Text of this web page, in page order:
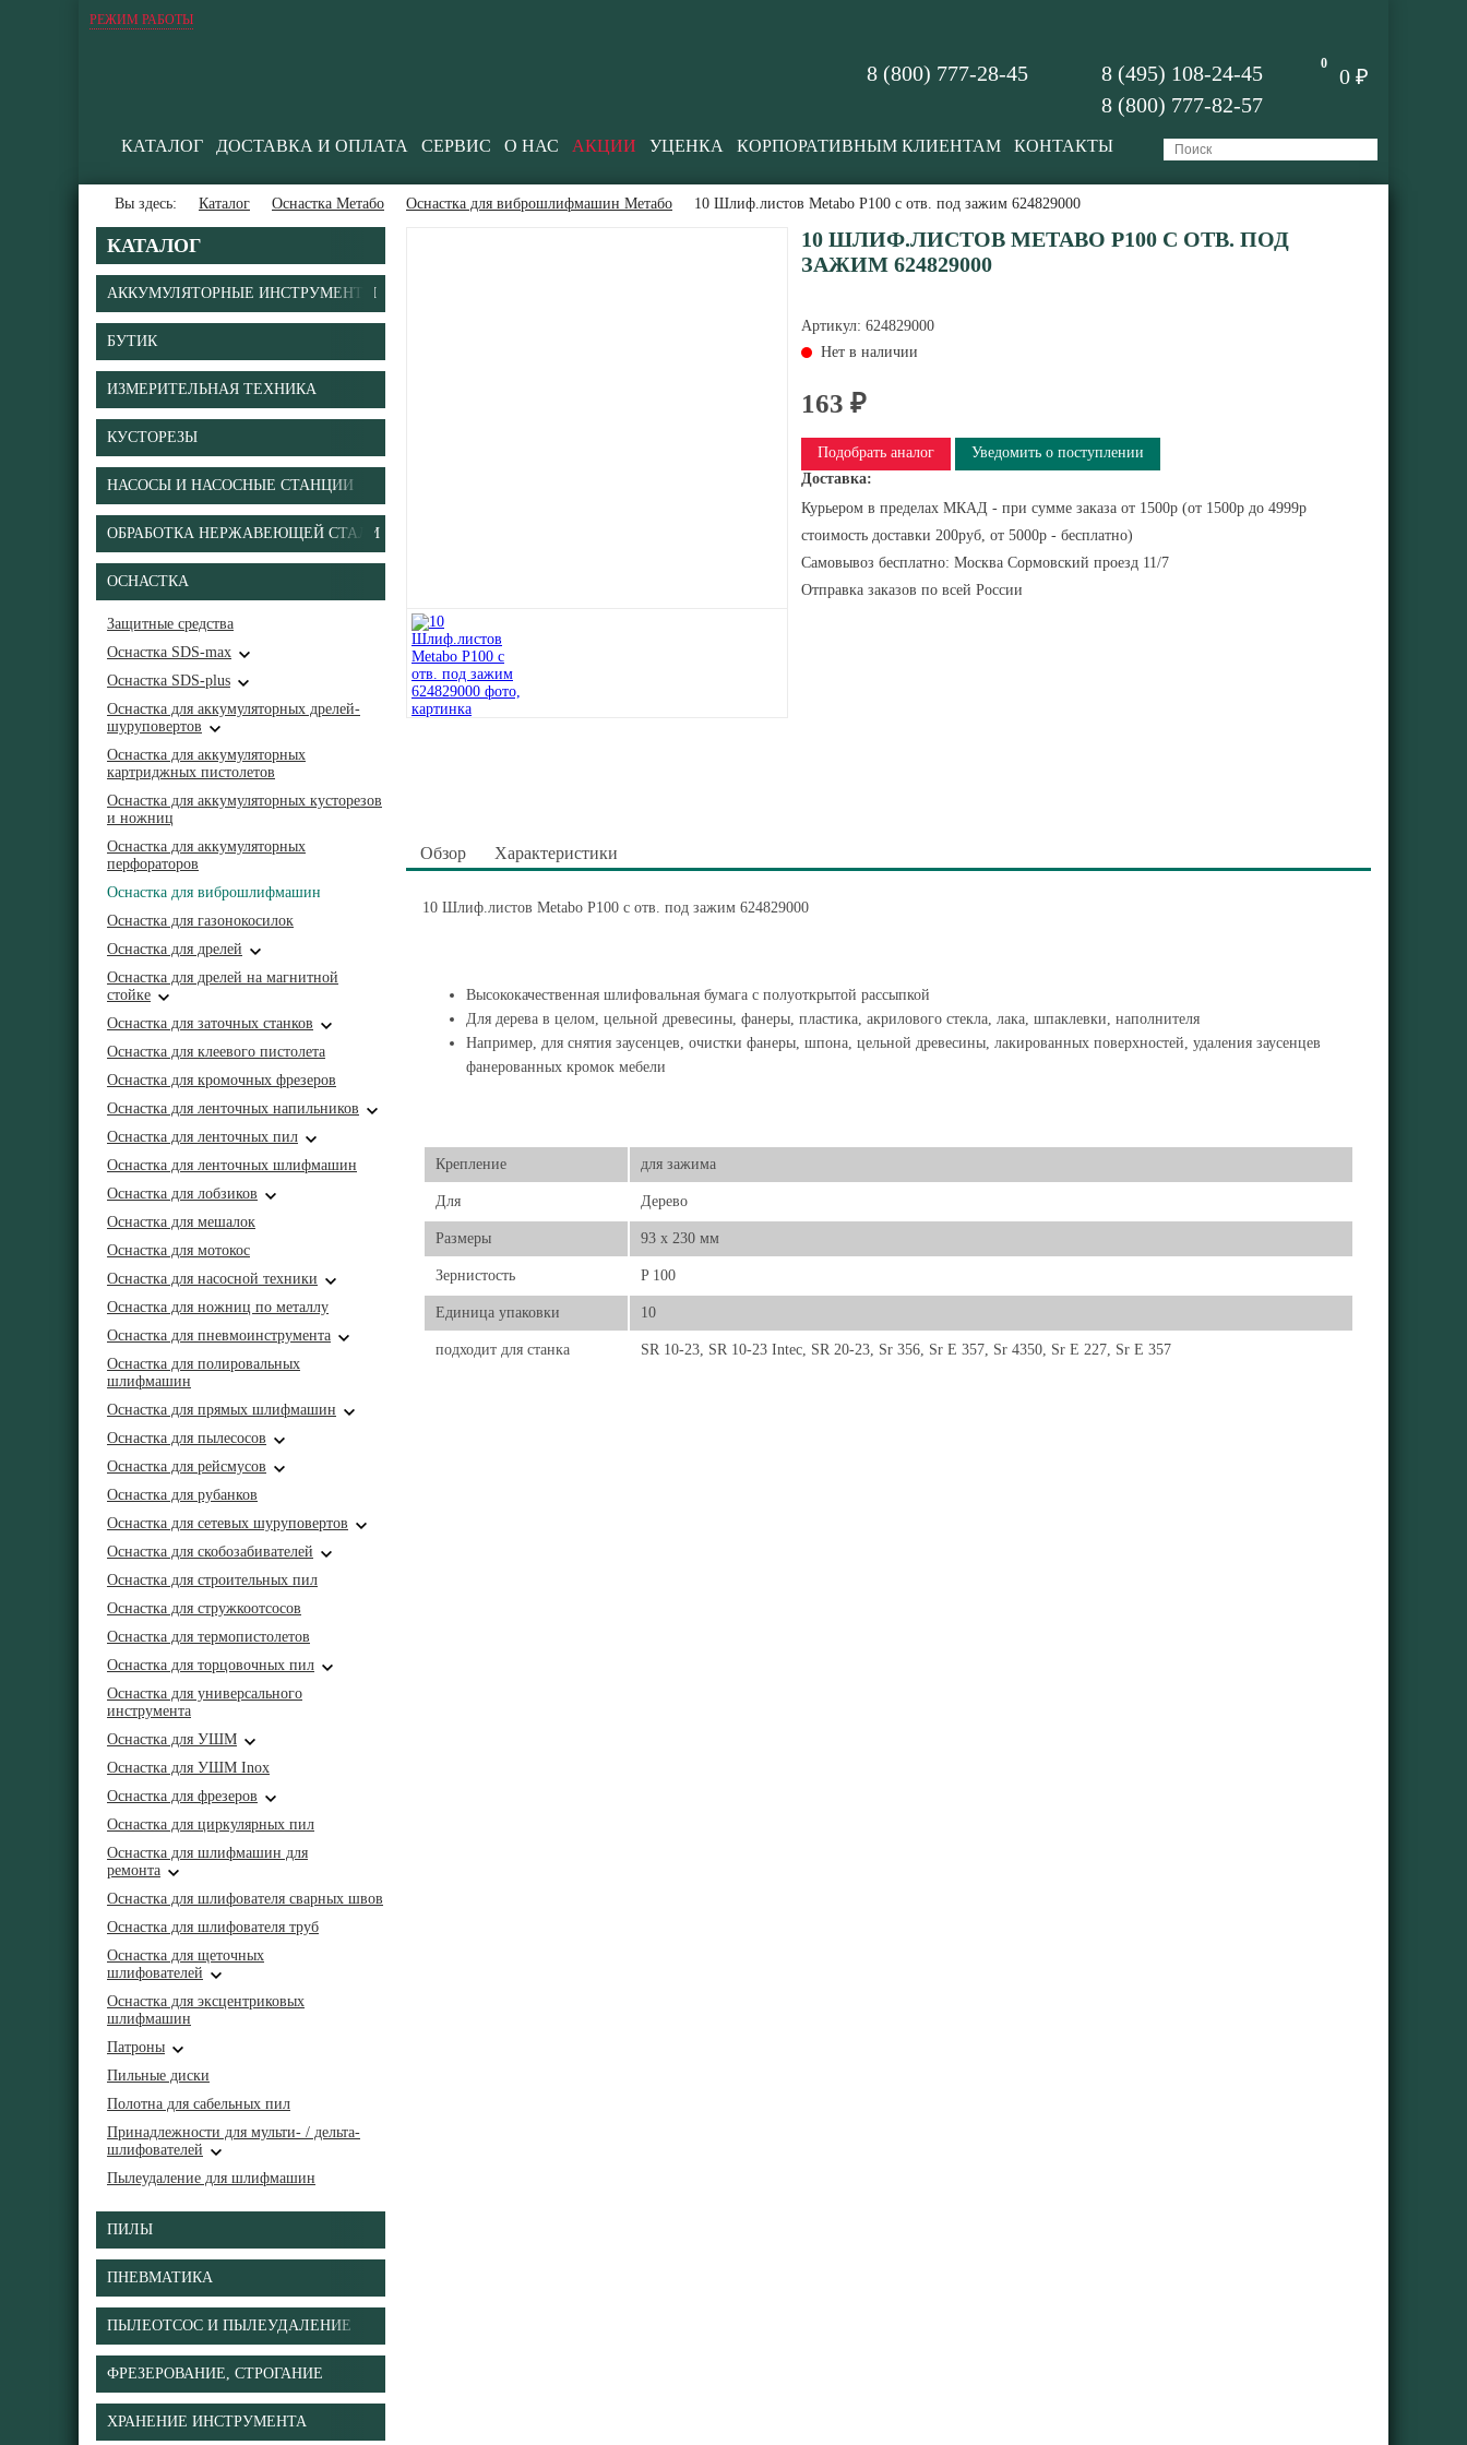
РЕЖИМ РАБОТЫ
0
0 ₽
8 (495) 108-24-45
8 (800) 777-82-57
8 (800) 777-28-45
КАТАЛОГ ДОСТАВКА И ОПЛАТА СЕРВИС О НАС АКЦИИ УЦЕНКА КОРПОРАТИВНЫМ КЛИЕНТАМ КОНТАКТЫ
Вы здесь: Каталог Оснастка Метабо Оснастка для виброшлифмашин Метабо 10 Шлиф.листов Metabo P100 с отв. под зажим 624829000
КАТАЛОГ
АККУМУЛЯТОРНЫЕ ИНСТРУМЕНТЫ
БУТИК
ИЗМЕРИТЕЛЬНАЯ ТЕХНИКА
КУСТОРЕЗЫ
НАСОСЫ И НАСОСНЫЕ СТАНЦИИ
ОБРАБОТКА НЕРЖАВЕЮЩЕЙ СТАЛИ
ОСНАСТКА
Защитные средства
Оснастка SDS-max
Оснастка SDS-plus
Оснастка для аккумуляторных дрелей-
шуруповертов
Оснастка для аккумуляторных
картриджных пистолетов
Оснастка для аккумуляторных кусторезов
и ножниц
Оснастка для аккумуляторных
перфораторов
Оснастка для виброшлифмашин
Оснастка для газонокосилок
Оснастка для дрелей
Оснастка для дрелей на магнитной
стойке
Оснастка для заточных станков
Оснастка для клеевого пистолета
Оснастка для кромочных фрезеров
Оснастка для ленточных напильников
Оснастка для ленточных пил
Оснастка для ленточных шлифмашин
Оснастка для лобзиков
Оснастка для мешалок
Оснастка для мотокос
Оснастка для насосной техники
Оснастка для ножниц по металлу
Оснастка для пневмоинструмента
Оснастка для полировальных
шлифмашин
Оснастка для прямых шлифмашин
Оснастка для пылесосов
Оснастка для рейсмусов
Оснастка для рубанков
Оснастка для сетевых шуруповертов
Оснастка для скобозабивателей
Оснастка для строительных пил
Оснастка для стружкоотсосов
Оснастка для термопистолетов
Оснастка для торцовочных пил
Оснастка для универсального
инструмента
Оснастка для УШМ
Оснастка для УШМ Inox
Оснастка для фрезеров
Оснастка для циркулярных пил
Оснастка для шлифмашин для
ремонта
Оснастка для шлифователя сварных швов
Оснастка для шлифователя труб
Оснастка для щеточных
шлифователей
Оснастка для эксцентриковых
шлифмашин
Патроны
Пильные диски
Полотна для сабельных пил
Принадлежности для мульти- / дельта-
шлифователей
Пылеудаление для шлифмашин
ПИЛЫ
ПНЕВМАТИКА
ПЫЛЕОТСОС И ПЫЛЕУДАЛЕНИЕ
ФРЕЗЕРОВАНИЕ, СТРОГАНИЕ
ХРАНЕНИЕ ИНСТРУМЕНТА
10 ШЛИФ.ЛИСТОВ METABO P100 С ОТВ. ПОД
ЗАЖИМ 624829000
Артикул: 624829000
Нет в наличии
163 ₽
Подобрать аналог
Уведомить о поступлении
Доставка:
Курьером в пределах МКАД - при сумме заказа от 1500р (от 1500р до 4999р
стоимость доставки 200руб, от 5000р - бесплатно)
Самовывоз бесплатно: Москва Сормовский проезд 11/7
Отправка заказов по всей России
Обзор Характеристики
10 Шлиф.листов Metabo P100 с отв. под зажим 624829000
Высококачественная шлифовальная бумага с полуоткрытой рассыпкой
Для дерева в целом, цельной древесины, фанеры, пластика, акрилового стекла, лака, шпаклевки, наполнителя
Например, для снятия заусенцев, очистки фанеры, шпона, цельной древесины, лакированных поверхностей, удаления заусенцев
фанерованных кромок мебели
Крепление для зажима
Для Дерево
Размеры 93 x 230 мм
Зернистость P 100
Единица упаковки 10
подходит для станка SR 10-23, SR 10-23 Intec, SR 20-23, Sr 356, Sr E 357, Sr 4350, Sr E 227, Sr E 357